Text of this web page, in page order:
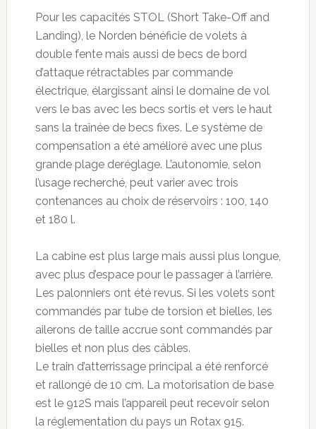
Pour les capacités STOL (Short Take-Off and
Landing), le Norden bénéficie de volets à
double fente mais aussi de becs de bord
d’attaque rétractables par commande
électrique, élargissant ainsi le domaine de vol
vers le bas avec les becs sortis et vers le haut
sans la traînée de becs fixes. Le système de
compensation a été amélioré avec une plus
grande plage deréglage. L’autonomie, selon
l’usage recherché, peut varier avec trois
contenances au choix de réservoirs : 100, 140
et 180 l.
La cabine est plus large mais aussi plus longue,
avec plus d’espace pour le passager à l’arrière.
Les palonniers ont été revus. Si les volets sont
commandés par tube de torsion et bielles, les
ailerons de taille accrue sont commandés par
bielles et non plus des câbles.
Le train d’atterrissage principal a été renforcé
et rallongé de 10 cm. La motorisation de base
est le 912S mais l’appareil peut recevoir selon
la réglementation du pays un Rotax 915.